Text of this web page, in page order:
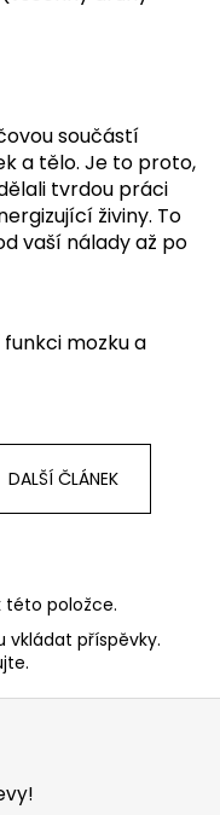
součástí
a tělo. Je to proto,
tvrdou práci
živiny. To
vaší nálady až po
mozkua
DALŠÍ ČLÁNEK
této položce.
vkládat příspěvky.
.